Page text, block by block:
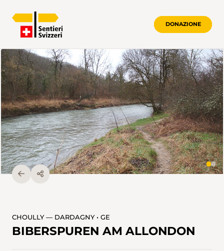
DONAZIONE
CHOULLY — DARDAGNY • GE
BIBERSPUREN AM ALLONDON